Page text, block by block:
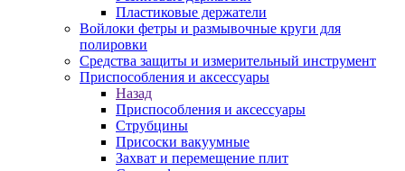
Пластиковые держатели
Войлоки фетры и размывочные круги для
полировки
Средства защиты и измерительный инструмент
Приспособления и аксессуары
Назад
Приспособления и аксессуары
Струбцины
Присоски вакуумные
Захват и перемещение плит